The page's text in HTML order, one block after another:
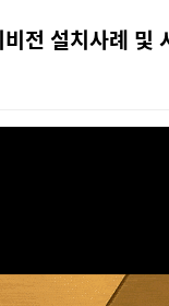
전 설치사례 및